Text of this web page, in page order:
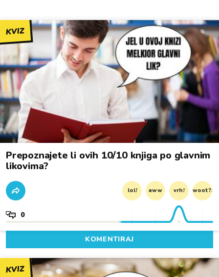
KVIZ
Prepoznajete li ovih 10/10 knjiga po glavnim
likovima?
lol! aww vrh! woot?!
0
KOMENTIRAJ
KVIZ